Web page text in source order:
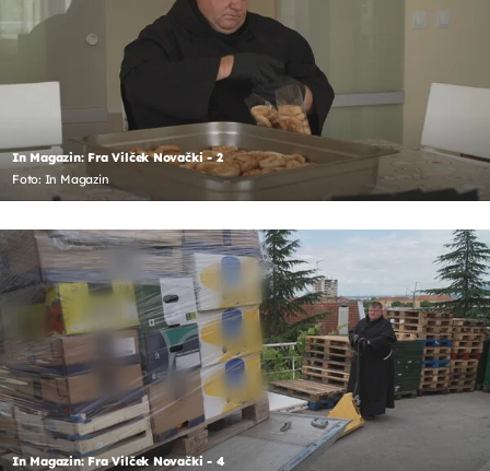
In Magazin: Fra Vilček Novački - 2
Foto: In Magazin
In Magazin: Fra Vilček Novački - 4